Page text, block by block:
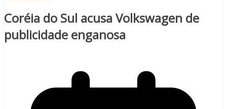
Coréia do Sul acusa Volkswagen de
publicidade enganosa